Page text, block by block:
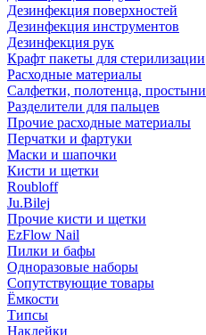
Дезинфекция поверхностей
Дезинфекция инструментов
Дезинфекция рук
Крафт пакеты для стерилизации
Расходные материалы
Салфетки, полотенца, простыни
Разделители для пальцев
Прочие расходные материалы
Перчатки и фартуки
Маски и шапочки
Кисти и щетки
Roubloff
Ju.Bilej
Прочие кисти и щетки
EzFlow Nail
Пилки и бафы
Одноразовые наборы
Сопутствующие товары
Ёмкости
Типсы
Наклейки